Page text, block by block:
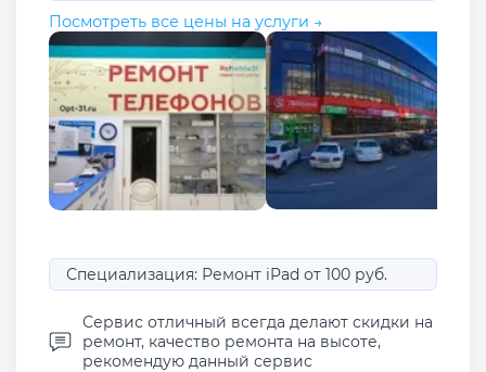
Посмотреть все цены на услуги →
Специализация: Ремонт iPad от 100 руб.
Сервис отличный всегда делают скидки на
ремонт, качество ремонта на высоте,
рекомендую данный сервис